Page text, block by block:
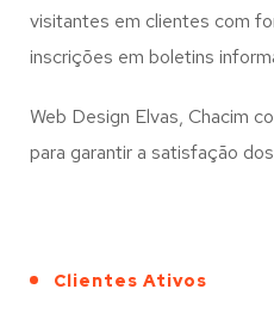
visitantes em clientes com
inscrições em boletins
Web Design Elvas, Chacim
para garantir a satisfação
Clientes Ativos